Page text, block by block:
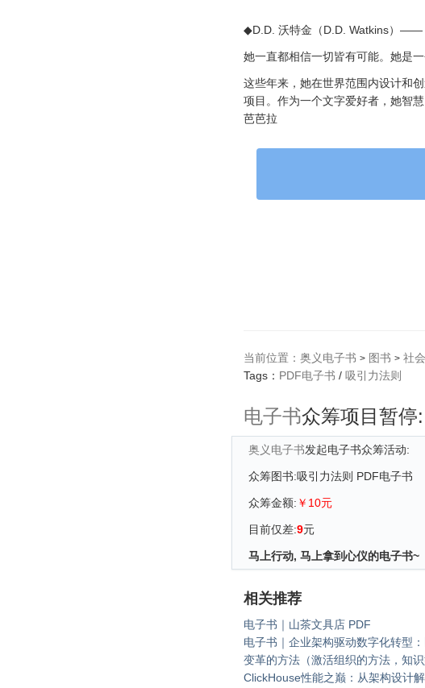
◆D.D. 沃特金（D.D. Watkins）——
她一直都相信一切皆有可能。她是
这些年来，她在世界范围内设计和
项目。作为一个文字爱好者，她智
芭芭拉
当前位置： 奥义电子书 > 图书 > 社
Tags： PDF电子书 / 吸引力法则
电子书众筹项目暂停:
奥义电子书发起电子书众筹活动:
众筹图书:吸引力法则 PDF电子书
众筹金额: ￥10元
目前仅差:9元
马上行动, 马上拿到心仪的电子书~
相关推荐
电子书｜山茶文具店 PDF
电子书｜企业架构驱动数字化转型
变革的方法（激活组织的方法，知识
ClickHouse性能之巅：从架构设计